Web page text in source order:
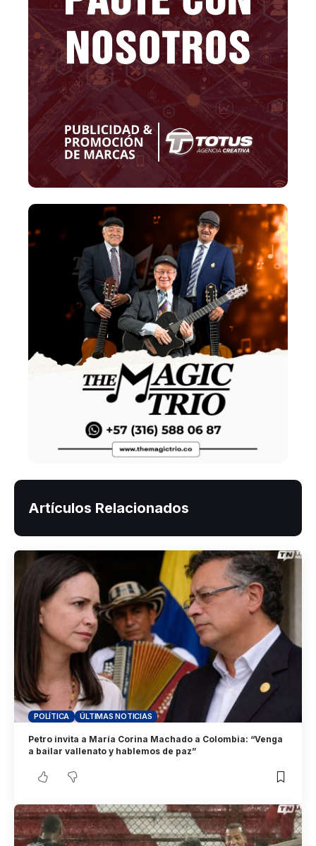
Artículos Relacionados
POLÍTICA ÚLTIMAS NOTICIAS
Petro invita a María Corina Machado a Colombia: “Venga
a bailar vallenato y hablemos de paz”